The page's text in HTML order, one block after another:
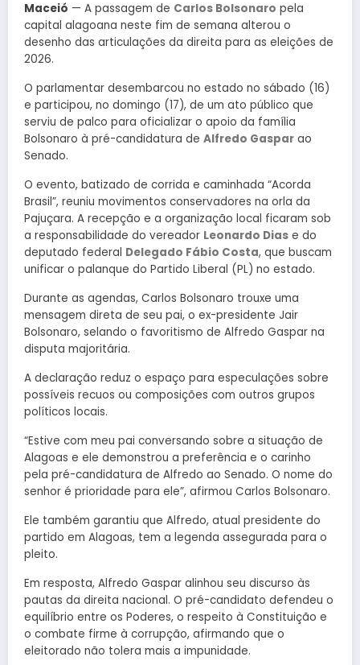
Maceió — A passagem de Carlos Bolsonaro pela
capital alagoana neste fim de semana alterou o
desenho das articulações da direita para as eleições de
2026.
O parlamentar desembarcou no estado no sábado (16)
e participou, no domingo (17), de um ato público que
serviu de palco para oficializar o apoio da família
Bolsonaro à pré-candidatura de Alfredo Gaspar ao
Senado.
O evento, batizado de corrida e caminhada “Acorda
Brasil”, reuniu movimentos conservadores na orla da
Pajuçara. A recepção e a organização local ficaram sob
a responsabilidade do vereador Leonardo Dias e do
deputado federal Delegado Fábio Costa, que buscam
unificar o palanque do Partido Liberal (PL) no estado.
Durante as agendas, Carlos Bolsonaro trouxe uma
mensagem direta de seu pai, o ex-presidente Jair
Bolsonaro, selando o favoritismo de Alfredo Gaspar na
disputa majoritária.
A declaração reduz o espaço para especulações sobre
possíveis recuos ou composições com outros grupos
políticos locais.
“Estive com meu pai conversando sobre a situação de
Alagoas e ele demonstrou a preferência e o carinho
pela pré-candidatura de Alfredo ao Senado. O nome do
senhor é prioridade para ele”, afirmou Carlos Bolsonaro.
Ele também garantiu que Alfredo, atual presidente do
partido em Alagoas, tem a legenda assegurada para o
pleito.
Em resposta, Alfredo Gaspar alinhou seu discurso às
pautas da direita nacional. O pré-candidato defendeu o
equilíbrio entre os Poderes, o respeito à Constituição e
o combate firme à corrupção, afirmando que o
eleitorado não tolera mais a impunidade.